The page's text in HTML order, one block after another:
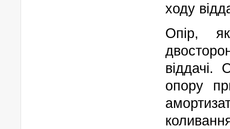
ходу
Опір,
віддачі.
опору